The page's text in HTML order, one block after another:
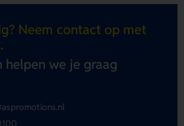
Neem contact op met
helpen we je graag